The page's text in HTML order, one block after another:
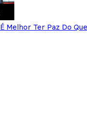
É Melhor Ter Paz Do